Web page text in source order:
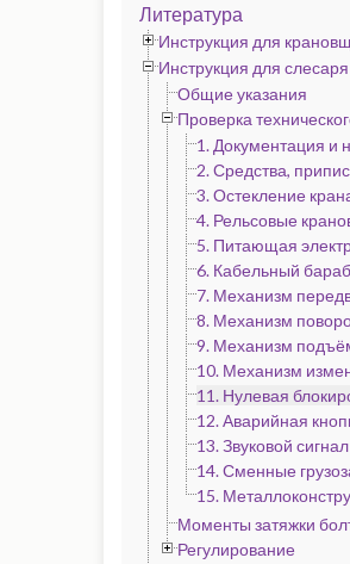
Литература
Инструкция для крановщика — портальный
Инструкция для слесаря — портальный
Общие указания
Проверка
1. Документация и
2. Средства,
3. Остекление
4. Рельсовые
5. Питающая
6. Кабельный
7. Механизм
8. Механизм
9. Механизм
10. Механизм
11. Нулевая
12. Аварийная
13. Звуковой сигнал
14. Сменные
15.
Моменты затяжки
Регулирование